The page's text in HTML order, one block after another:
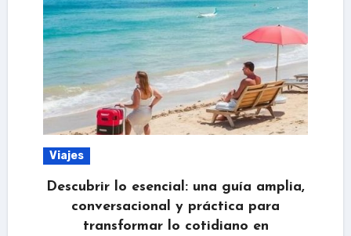
Viajes
Descubrir lo esencial: una guía amplia,
conversacional y práctica para
transformar lo cotidiano en